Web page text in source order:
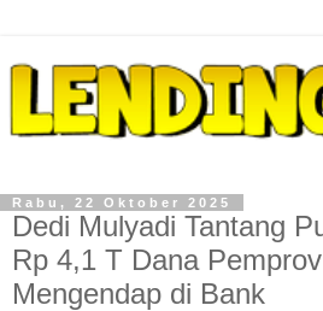
Rabu, 22 Oktober 2025
Dedi Mulyadi Tantang
Rp 4,1 T Dana
Mengendap di Bank